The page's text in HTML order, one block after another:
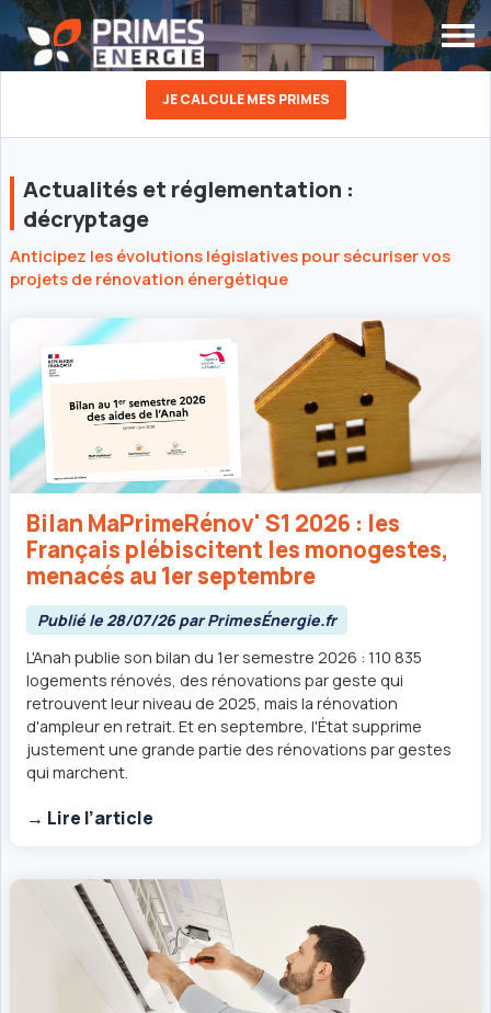
JE CALCULE MES PRIMES
Actualités et réglementation :
décryptage
Anticipez les évolutions législatives pour sécuriser vos
projets de rénovation énergétique
Bilan MaPrimeRénov' S1 2026 : les
Français plébiscitent les monogestes,
menacés au 1er septembre
Publié le 28/07/26 par PrimesÉnergie.fr
L'Anah publie son bilan du 1er semestre 2026 : 110 835
logements rénovés, des rénovations par geste qui
retrouvent leur niveau de 2025, mais la rénovation
d'ampleur en retrait. Et en septembre, l'État supprime
justement une grande partie des rénovations par gestes
qui marchent.
→ Lire l’article